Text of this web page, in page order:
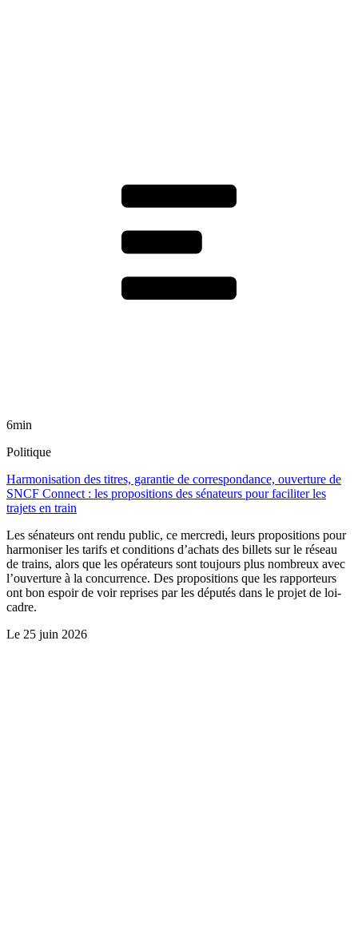
6min
Politique
Harmonisation des titres, garantie de correspondance, ouverture de
SNCF Connect : les propositions des sénateurs pour faciliter les
trajets en train
Les sénateurs ont rendu public, ce mercredi, leurs propositions pour
harmoniser les tarifs et conditions d’achats des billets sur le réseau
de trains, alors que les opérateurs sont toujours plus nombreux avec
l’ouverture à la concurrence. Des propositions que les rapporteurs
ont bon espoir de voir reprises par les députés dans le projet de loi-
cadre.
Le 25 juin 2026